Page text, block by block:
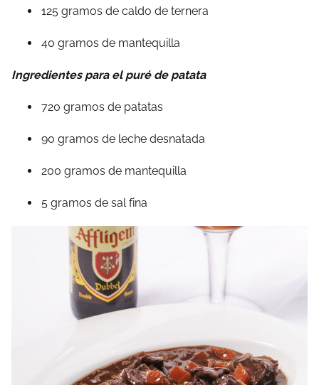
125 gramos de caldo de ternera
40 gramos de mantequilla
Ingredientes para el puré de patata
720 gramos de patatas
90 gramos de leche desnatada
200 gramos de mantequilla
5 gramos de sal fina